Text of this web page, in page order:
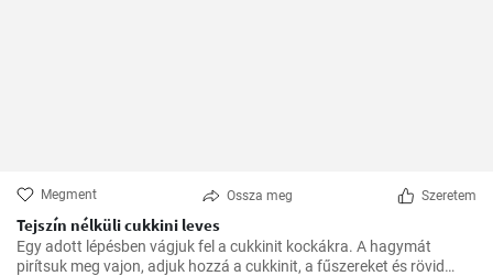
Megment Ossza meg Szeretem
Tejszín nélküli cukkini leves
Egy adott lépésben vágjuk fel a cukkinit kockákra. A hagymát
pirítsuk meg vajon, adjuk hozzá a cukkinit, a fűszereket és rövid